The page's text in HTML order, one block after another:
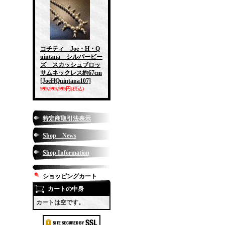
コチティ Joe・H・Q
uintana シルバービー
ズ スカッシュブロッ
サムネックレス約67cm
[JoeHQuintana107]
999,999,999円(税込)
特定商取引法表示
Shop News
Shop Information
ショッピングカート
カートの中身
カートは空です。